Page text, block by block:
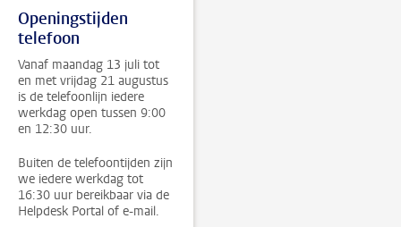
Openingstijden
telefoon
Vanaf maandag 13 juli tot
en met vrijdag 21 augustus
is de telefoonlijn iedere
werkdag open tussen 9:00
en 12:30 uur.
Buiten de telefoontijden zijn
we iedere werkdag tot
16:30 uur bereikbaar via de
Helpdesk Portal of e-mail.